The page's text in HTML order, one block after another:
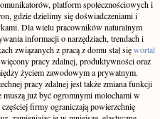
platform społecznościowych i
gdzie dzielimy się doświadczeniami i
Dla wielu pracowników naturalnym
informacji o narzędziach, trendach i
związanych z pracą z domu stał sięwortal
pracy zdalnej, produktywności oraz
życiem zawodowym a prywatnym.
pracy zdalnej jest także zmiana funkcji
muszą już być ogromnymi molochami w
firmy ograniczają powierzchnię